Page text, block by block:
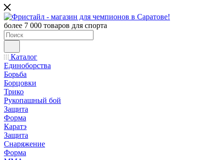
более 7 000 товаров для спорта
Каталог
Единоборства
Борьба
Борцовки
Трико
Рукопашный бой
Защита
Форма
Каратэ
Защита
Снаряжение
Форма